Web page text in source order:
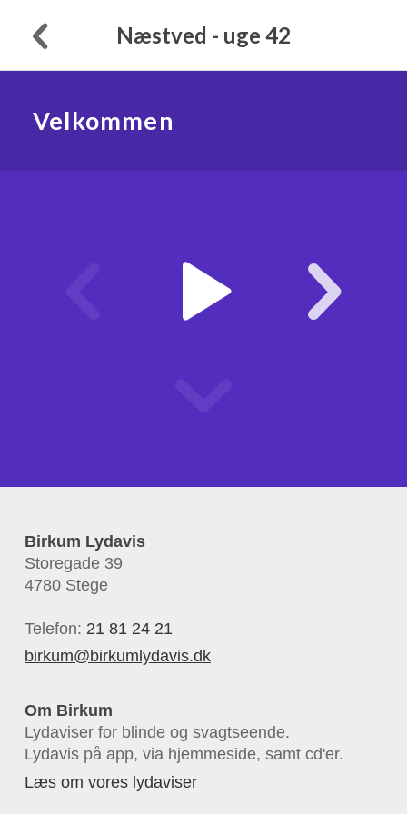
Næstved - uge 42
Velkommen
Birkum Lydavis
Storegade 39
4780 Stege
Telefon: 21 81 24 21
birkum@birkumlydavis.dk
Om Birkum
Lydaviser for blinde og svagtseende.
Lydavis på app, via hjemmeside, samt cd'er.
Læs om vores lydaviser